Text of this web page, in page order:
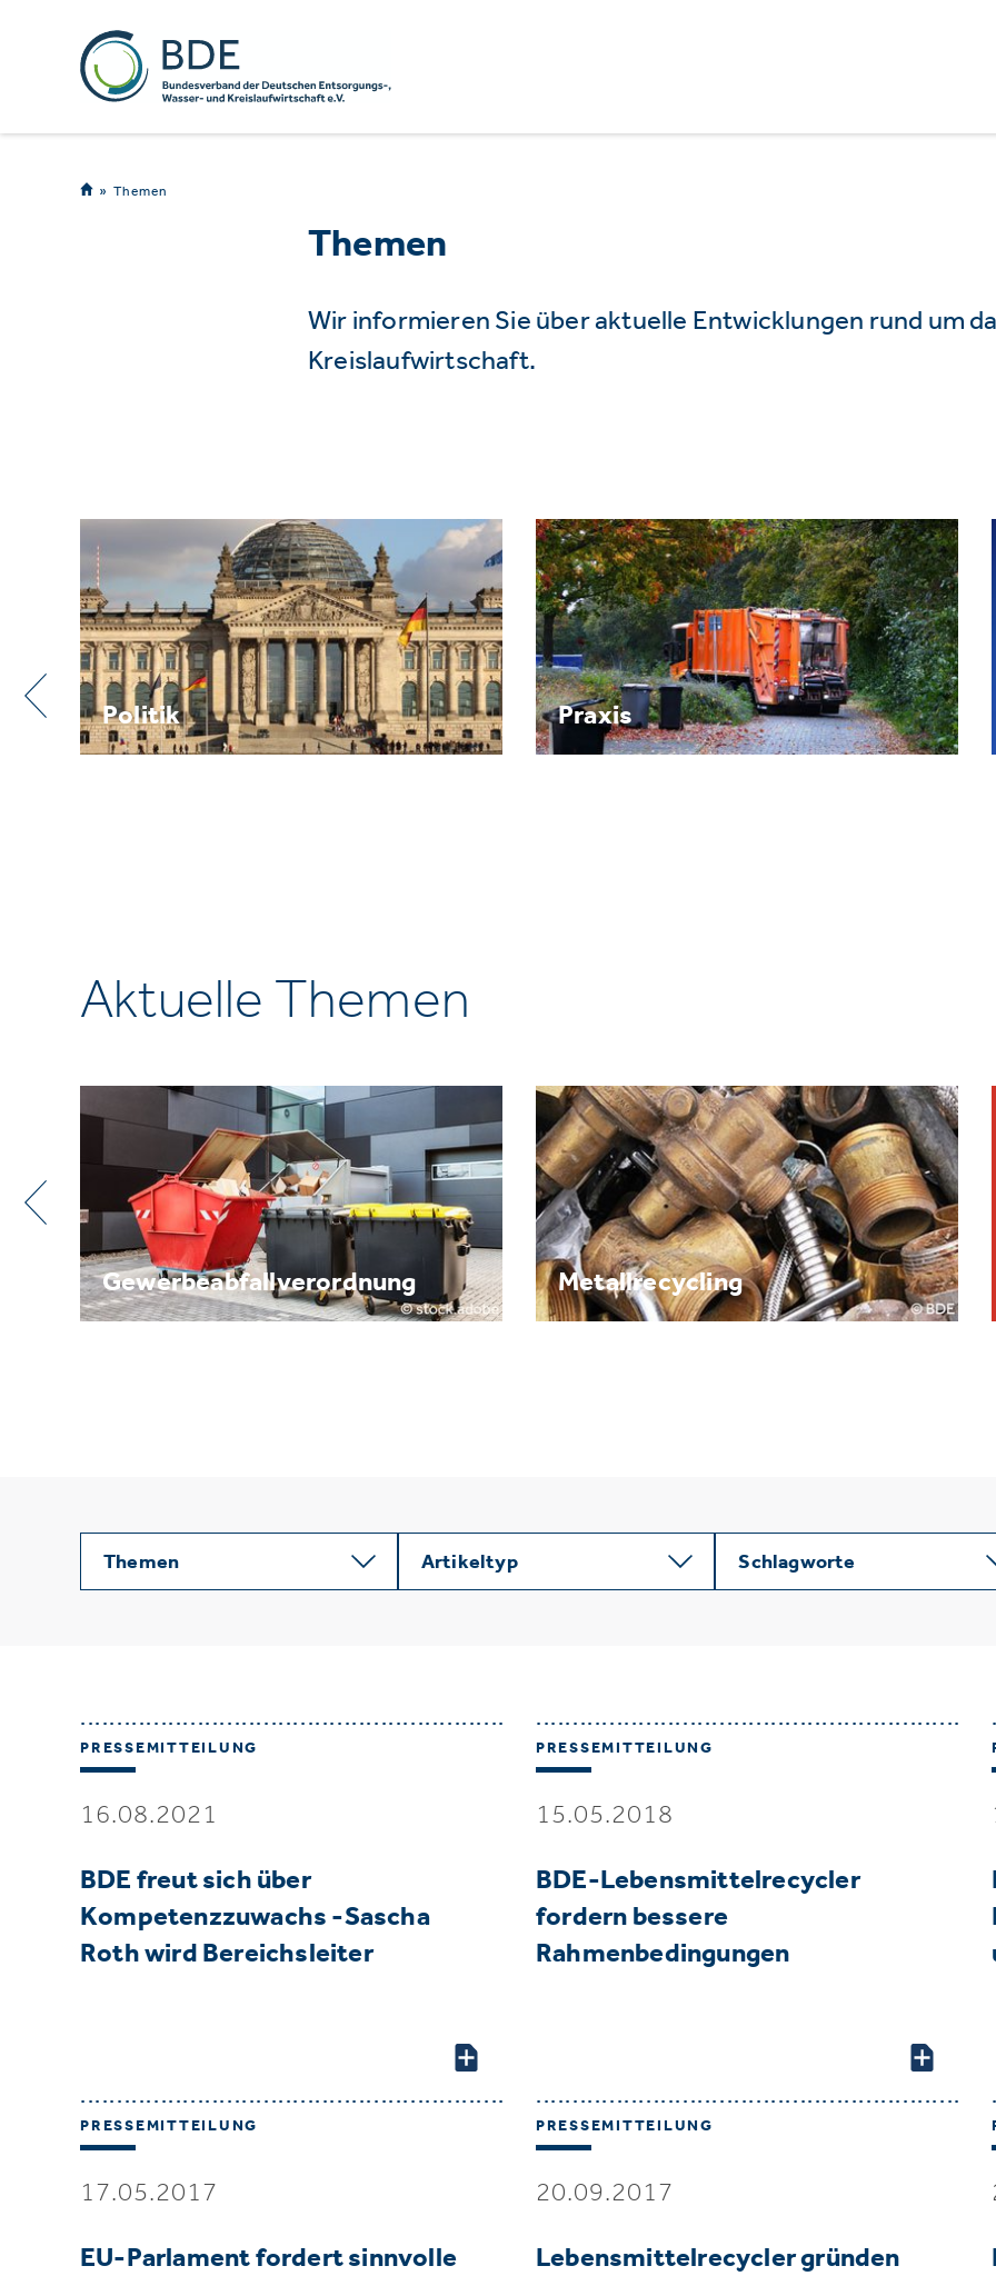
Themen
Themen
Wir informieren Sie über aktuelle Entwicklungen rund um
Kreislaufwirtschaft.
Praxis Recht
Aktuelle Themen
Metallrecycling Brennpunkt: Batterie
Themen Artikeltyp Schlagworte
PRESSEMITTEILUNG
16.08.2021
BDE freut sich über
Kompetenzzuwachs -Sascha
Roth wird Bereichsleiter
PRESSEMITTEILUNG
15.05.2018
BDE-Lebensmittelrecycler
fordern bessere
Rahmenbedingungen
PRESSEMITTEILUNG
17.05.2017
EU-Parlament fordert sinnvolle
PRESSEMITTEILUNG
20.09.2017
Lebensmittelrecycler gründen